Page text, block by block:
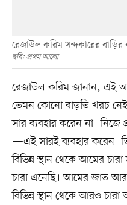
রেজাউল করিম খন্দকারের
ছবি: প্রথম আলো
রেজাউল করিম জানান, এই
তেমন কোনো বাড়তি খরচ
সার ব্যবহার করেন না।
—এই সারই ব্যবহার করেন।
বিভিন্ন স্থান থেকে আমের
চারা এনেছি। আমের জাত
বিভিন্ন স্থান থেকে আরও